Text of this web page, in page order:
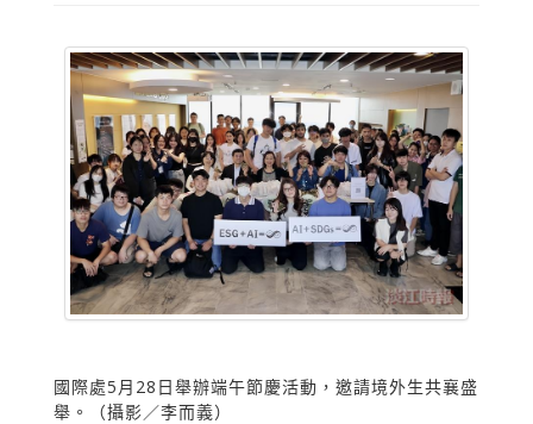
國際處5月28日舉辦端午節慶活動，邀請境外生共襄盛
舉。（攝影／李而義）